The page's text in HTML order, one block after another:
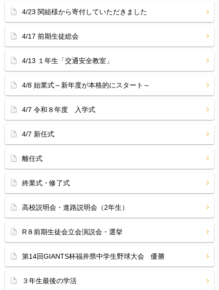
4/23 関組様から寄付していただきました
4/17 前期生徒総会
4/13 １年生「交通安全教室」
4/8 始業式～新年度が本格的にスタート～
4/7 令和８年度 入学式
4/7 新任式
離任式
終業式・修了式
高校説明会・進路説明会（2年生）
R８前期生徒会立会演説会・選挙
第14回GIANTS杯福井県中学生野球大会 優勝
３年生最後の学活